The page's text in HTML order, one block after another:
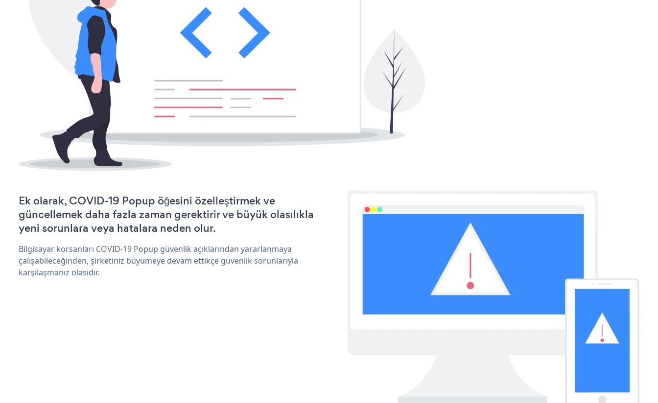
Ek olarak, COVID-19 Popup öğesini özelleştirmek ve
güncellemek daha fazla zaman gerektirir ve büyük olasılıkla
yeni sorunlara veya hatalara neden olur.
Bilgisayar korsanları COVID-19 Popup güvenlik açıklarından yararlanmaya
çalışabileceğinden, şirketiniz büyümeye devam ettikçe güvenlik sorunlarıyla
karşılaşmanız olasıdır.